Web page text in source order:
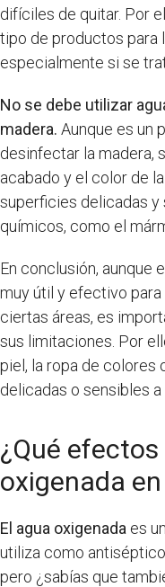
difíciles de quitar. Por
tipo de productos para
especialmente si se
No se debe utilizar
madera. Aunque es un
desinfectar la madera,
acabado y el color de
superficies delicadas
químicos, como el
En conclusión, aunque
muy útil y efectivo
ciertas áreas, es
sus limitaciones. Por
piel, la ropa de colores
delicadas o sensibles
¿Qué
oxigenada
El agua oxigenada es
utiliza como
pero ¿sabías que